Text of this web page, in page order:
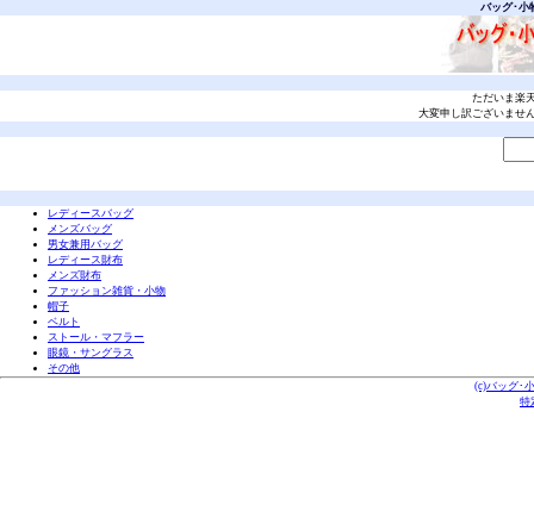
バッグ･小
ただいま楽
大変申し訳ございませ
レディースバッグ
メンズバッグ
男女兼用バッグ
レディース財布
メンズ財布
ファッション雑貨・小物
帽子
ベルト
ストール・マフラー
眼鏡・サングラス
その他
(c)バッグ･
特